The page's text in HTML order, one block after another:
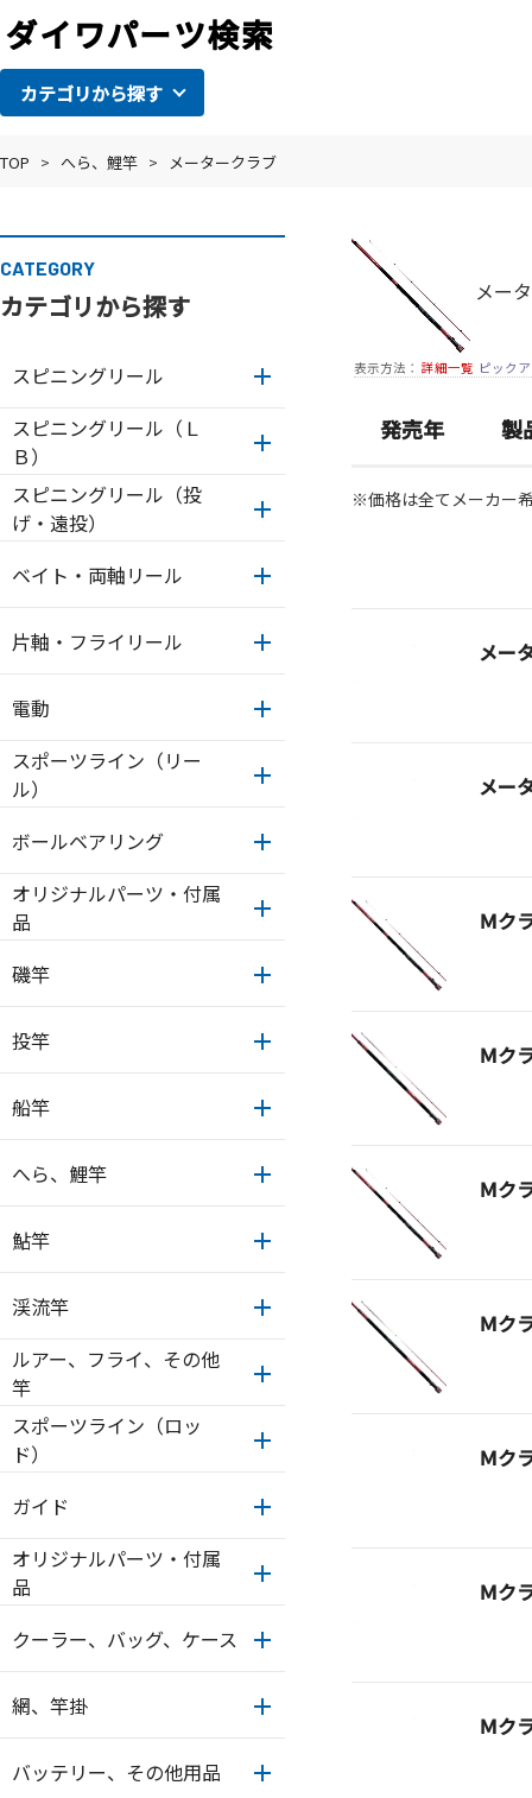
カテゴリから探す
TOP > へら、鯉竿 > メータークラブ
CATEGORY
カテゴリから探す
スピニングリール
スピニングリール（Ｌ
Ｂ）
スピニングリール（投
げ・遠投）
ベイト・両軸リール
片軸・フライリール
電動
スポーツライン（リー
ル）
ボールベアリング
オリジナルパーツ・付属
品
磯竿
投竿
船竿
へら、鯉竿
鮎竿
渓流竿
ルアー、フライ、その他
竿
スポーツライン（ロッ
ド）
ガイド
オリジナルパーツ・付属
品
クーラー、バッグ、ケース
網、竿掛
バッテリー、その他用品
メー
表示方法： 詳細一覧 ピック
発売年 製
※価格は全てメーカー
メー
メー
Ｍク
Ｍク
Ｍク
Ｍク
Ｍク
Ｍク
Ｍク